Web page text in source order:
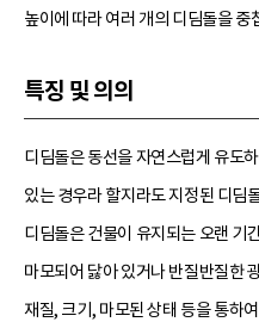
높이에 따라 여러 개의 디딤돌을 중
특징 및 의의
디딤돌은 동선을 자연스럽게 유도
있는 경우라 할지라도 지정된 디딤
디딤돌은 건물이 유지되는 오랜 기
마모되어 닳아 있거나 반질반질한
재질, 크기, 마모된 상태 등을 통하